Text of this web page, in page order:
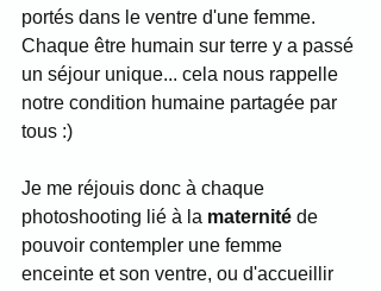
portés dans le ventre d'une femme.
Chaque être humain sur terre y a passé
un séjour unique... cela nous rappelle
notre condition humaine partagée par
tous :)
Je me réjouis donc à chaque
photoshooting lié à la maternité de
pouvoir contempler une femme
enceinte et son ventre, ou d'accueillir